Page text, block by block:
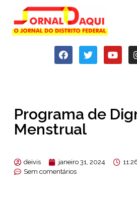
Programa de
Menstrual
deivis janeiro 31, 2024
Sem comentários